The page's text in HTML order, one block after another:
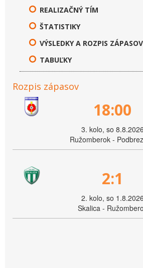
REALIZAČNÝ TÍM
ŠTATISTIKY
VÝSLEDKY A ROZPIS ZÁPASOV
TABUĽKY
Rozpis zápasov
18:00
3. kolo, so 8.8.2026
Ružomberok -
2:1
2. kolo, so 1.8.2026
Skalica -